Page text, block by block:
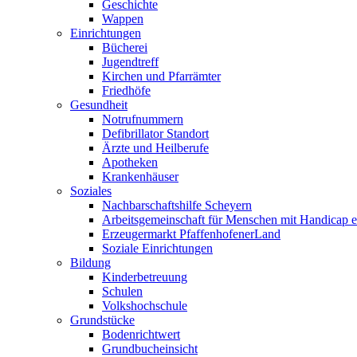
Geschichte
Wappen
Einrichtungen
Bücherei
Jugendtreff
Kirchen und Pfarrämter
Friedhöfe
Gesundheit
Notrufnummern
Defibrillator Standort
Ärzte und Heilberufe
Apotheken
Krankenhäuser
Soziales
Nachbarschaftshilfe Scheyern
Arbeitsgemeinschaft für Menschen mit Handicap
Erzeugermarkt PfaffenhofenerLand
Soziale Einrichtungen
Bildung
Kinderbetreuung
Schulen
Volkshochschule
Grundstücke
Bodenrichtwert
Grundbucheinsicht